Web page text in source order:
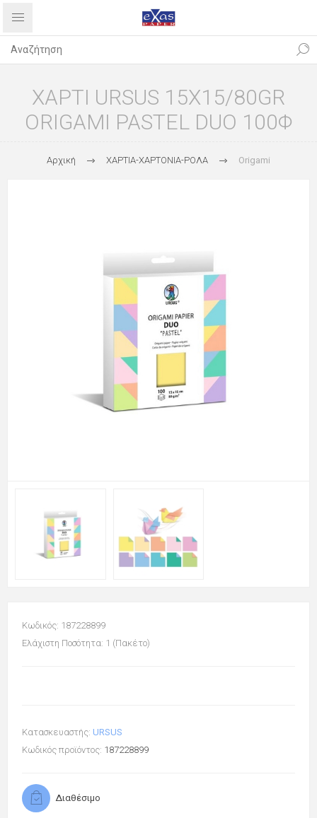
ΧΑΡΤΙ URSUS 15X15/80GR
ORIGAMI PASTEL DUO 100Φ
Αρχική ΧΑΡΤΙΑ-ΧΑΡΤΟΝΙΑ-ΡΟΛΑ Origami
Κωδικός: 187228899
Ελάχιστη Ποσότητα: 1 (Πακέτο)
Κατασκευαστής: URSUS
Κωδικός προϊόντος: 187228899
Διαθέσιμο